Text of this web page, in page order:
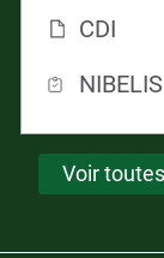
CDI
NIBELIS
Voir